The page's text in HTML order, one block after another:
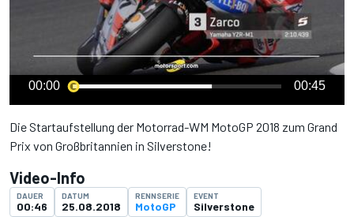
00:00 00:45
Die Startaufstellung der Motorrad-WM MotoGP 2018 zum Grand
Prix von Großbritannien in Silverstone!
Video-Info
DAUER
00:46
DATUM
25.08.2018
RENNSERIE
MotoGP
EVENT
Silverstone